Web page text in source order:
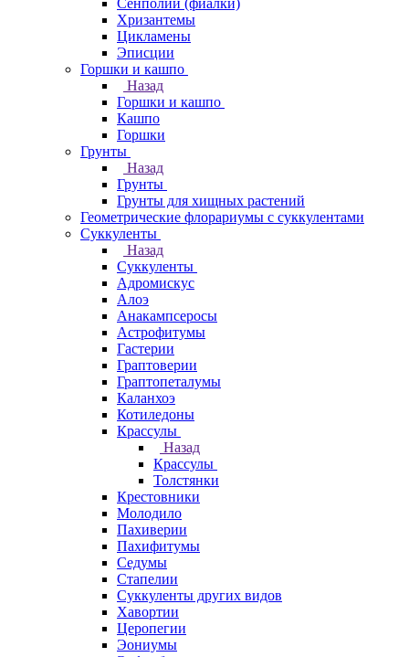
Сенполии (фиалки)
Хризантемы
Цикламены
Эписции
Горшки и кашпо
Назад
Горшки и кашпо
Кашпо
Горшки
Грунты
Назад
Грунты
Грунты для хищных растений
Геометрические флорариумы с суккулентами
Суккуленты
Назад
Суккуленты
Адромискус
Алоэ
Анакампсеросы
Астрофитумы
Гастерии
Граптоверии
Граптопеталумы
Каланхоэ
Котиледоны
Крассулы
Назад
Крассулы
Толстянки
Крестовники
Молодило
Пахиверии
Пахифитумы
Седумы
Стапелии
Суккуленты других видов
Хавортии
Церопегии
Эониумы